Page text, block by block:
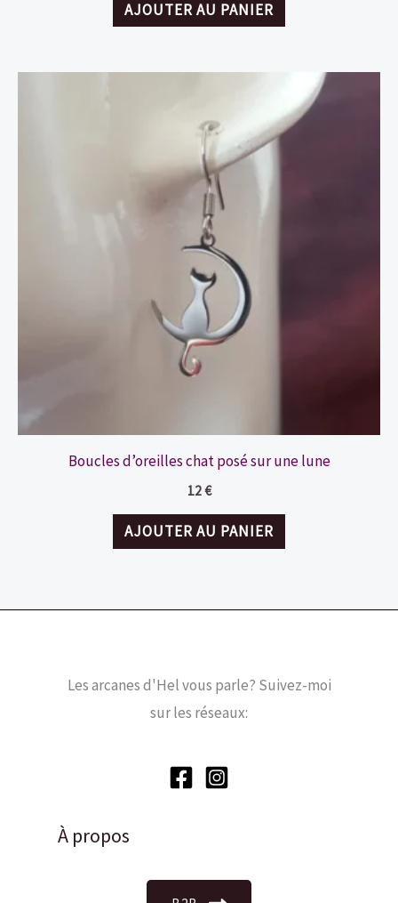
AJOUTER AU PANIER
Boucles d’oreilles chat posé sur une lune
12€
AJOUTER AU PANIER
Les arcanes d'Hel vous parle? Suivez-moi
sur les réseaux:
À propos